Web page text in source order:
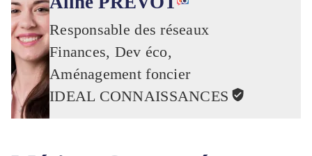
Responsable des réseaux
Finances, Dev éco,
Aménagement foncier
IDEAL CONNAISSANCES